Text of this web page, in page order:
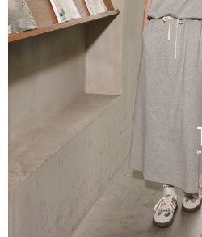
請求用戶進行身份認證。
５．嚴禁一人註冊多個帳號或使用他人資
恩沛科技股份有限公司將有權停止該用戶